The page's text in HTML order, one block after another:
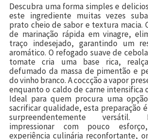
Descubra uma forma simples e
este ingrediente muitas vezes
prato cheio de sabor e textura macia.
de marinação rápida em vinagre,
traço indesejado, garantindo um
aromático. O refogado suave de
tomate cria uma base rica,
defumado da massa de pimentão e
do vinho branco. A coccção a vapor
enquanto o caldo de carne intensifica
Ideal para quem procura uma
sacrificar qualidade, esta preparação
surpreendentemente
impressionar com pouco
experiência culinária reconfortante,